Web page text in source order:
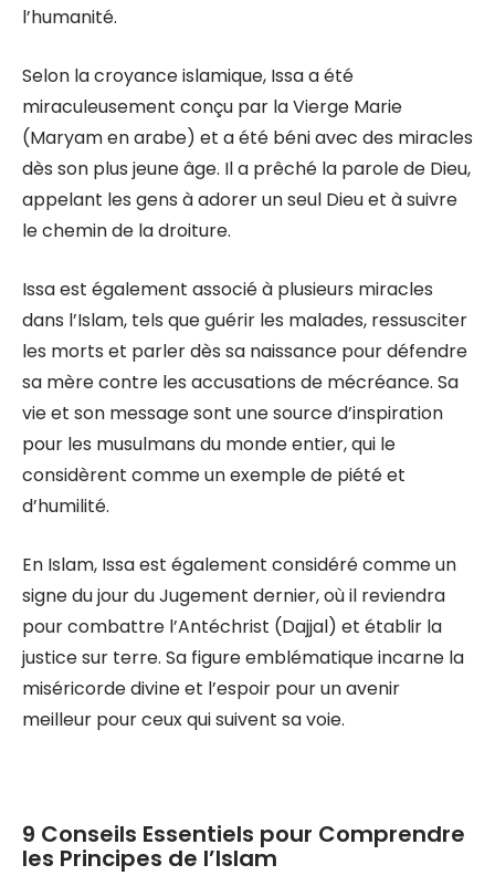
l’humanité.
Selon la croyance islamique, Issa a été
miraculeusement conçu par la Vierge Marie
(Maryam en arabe) et a été béni avec des miracles
dès son plus jeune âge. Il a prêché la parole de Dieu,
appelant les gens à adorer un seul Dieu et à suivre
le chemin de la droiture.
Issa est également associé à plusieurs miracles
dans l’Islam, tels que guérir les malades, ressusciter
les morts et parler dès sa naissance pour défendre
sa mère contre les accusations de mécréance. Sa
vie et son message sont une source d’inspiration
pour les musulmans du monde entier, qui le
considèrent comme un exemple de piété et
d’humilité.
En Islam, Issa est également considéré comme un
signe du jour du Jugement dernier, où il reviendra
pour combattre l’Antéchrist (Dajjal) et établir la
justice sur terre. Sa figure emblématique incarne la
miséricorde divine et l’espoir pour un avenir
meilleur pour ceux qui suivent sa voie.
9 Conseils Essentiels pour Comprendre
les Principes de l’Islam